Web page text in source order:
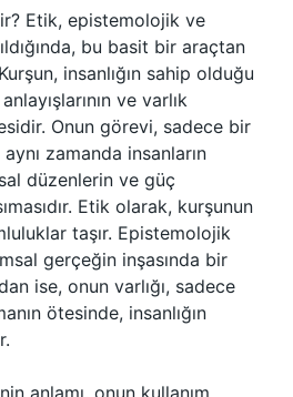
Etik, epistemolojik ve
bu basit bir araçtan
insanlığın sahip olduğu
ve varlık
Onun görevi, sadece bir
zamanda insanların
düzenlerin ve güç
Etik olarak, kurşunun
taşır. Epistemolojik
gerçeğin inşasında bir
ise, onun varlığı, sadece
ötesinde, insanlığın
anlamı, onun kullanım